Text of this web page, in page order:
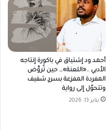
أحمد ود إشتياق في باكورة إنتاجه
الأدبي ..«اللعنة»… حين تُروَّض
المفردة المفزعة بسردٍ شفيف
وتتحوّل إلى رواية
يناير 13, 2026